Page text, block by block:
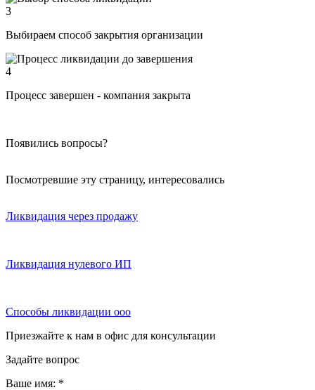
3
Выбираем способ закрытия организации
4
Процесс завершен - компания закрыта
Появились вопросы?
Посмотревшие эту страницу, интересовались
Ликвидация через продажу
Ликвидация нулевого ИП
Способы ликвидации ооо
Приезжайте к нам в офис для консультации
Задайте вопрос
Ваше имя: *